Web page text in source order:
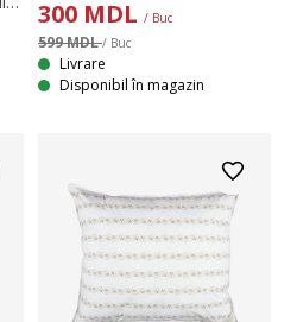
300 MDL / Buc
599 MDL/ Buc
Livrare
Disponibil în magazin